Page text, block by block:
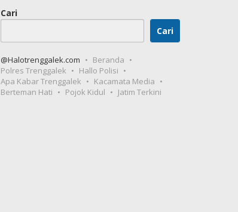
Cari
Cari
@Halotrenggalek.com
Beranda
Polres Trenggalek
Hallo Polisi
Apa Kabar Trenggalek
Kacamata Media
Berteman Hati
Pojok Kidul Jatim Terkini